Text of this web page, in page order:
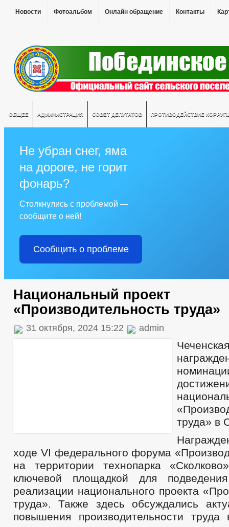
Новости Фотоальбом Онлайн обращение Контакты
ОБЩЕЕ АДМИНИСТРАЦИЯ СОВЕТ ДЕПУТАТОВ ПРОТИВОДЕЙСТВИЕ
Не убран снег, яма
на дороге, не горит
фонарь?
Столкнулись с проблемой —
сообщите о ней!
Сообщить о проблеме
Национальный проект
«Производительность труда»
31 октября, 2024 15:22 admin
труда» в
ходе VI федерального форума
на территории технопарка
ключевой площадкой для
реализации национального проекта
труда». Также здесь обсуждались
повышения производительности